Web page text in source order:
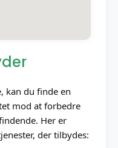
kan du finde en
mod at forbedre
Her er
der tilbydes: